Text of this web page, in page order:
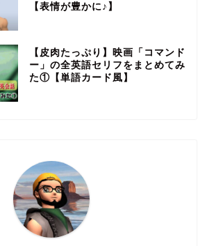
【表情が豊かに♪】
【皮肉たっぷり】映画「コマンド
ー」の全英語セリフをまとめてみ
た①【単語カード風】